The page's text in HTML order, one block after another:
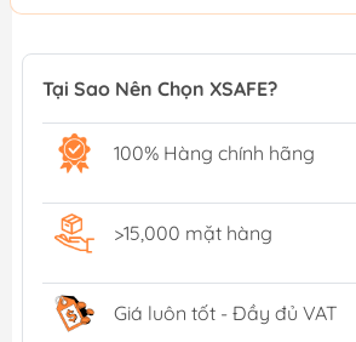
Tại Sao Nên Chọn XSAFE?
100% Hàng chính hãng
>15,000 mặt hàng
Giá luôn tốt - Đầy đủ VAT